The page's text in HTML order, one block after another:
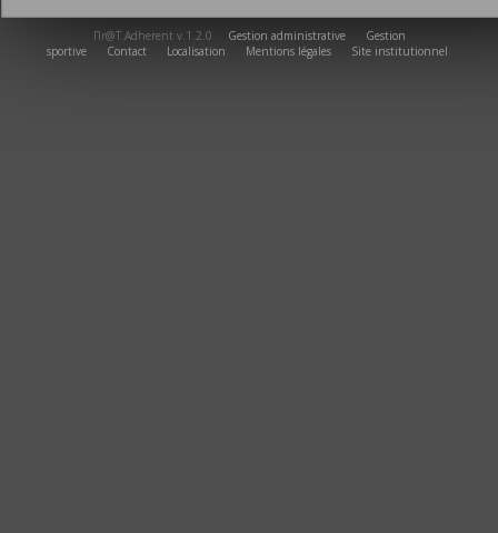
Πr@T.Adherent v.1.2.0 Gestion administrative
Gestion
sportive
Contact Localisation Mentions légales Site institutionnel